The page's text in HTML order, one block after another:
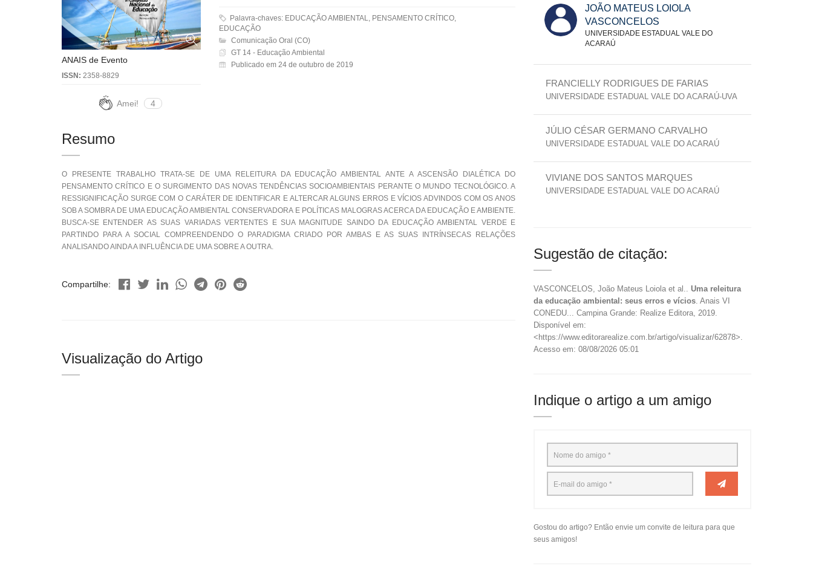
ANAIS de Evento
ISSN: 2358-8829
Amei! 4
Palavra-chaves: EDUCAÇÃO AMBIENTAL, PENSAMENTO CRÍTICO,
EDUCAÇÃO
Comunicação Oral (CO)
GT 14 - Educação Ambiental
Publicado em 24 de outubro de 2019
Resumo
O PRESENTE TRABALHO TRATA-SE DE UMA RELEITURA DA EDUCAÇÃO AMBIENTAL ANTE A ASCENSÃO DIALÉTICA DO
PENSAMENTO CRÍTICO E O SURGIMENTO DAS NOVAS TENDÊNCIAS SOCIOAMBIENTAIS PERANTE O MUNDO TECNOLÓGICO. A
RESSIGNIFICAÇÃO SURGE COM O CARÁTER DE IDENTIFICAR E ALTERCAR ALGUNS ERROS E VÍCIOS ADVINDOS COM OS ANOS
SOB A SOMBRA DE UMA EDUCAÇÃO AMBIENTAL CONSERVADORA E POLÍTICAS MALOGRAS ACERCA DA EDUCAÇÃO E AMBIENTE.
BUSCA-SE ENTENDER AS SUAS VARIADAS VERTENTES E SUA MAGNITUDE SAINDO DA EDUCAÇÃO AMBIENTAL VERDE E
PARTINDO PARA A SOCIAL COMPREENDENDO O PARADIGMA CRIADO POR AMBAS E AS SUAS INTRÍNSECAS RELAÇÕES
ANALISANDO AINDA A INFLUÊNCIA DE UMA SOBRE A OUTRA.
Compartilhe:
Visualização do Artigo
JOÃO MATEUS LOIOLA
VASCONCELOS
UNIVERSIDADE ESTADUAL VALE DO
ACARAÚ
FRANCIELLY RODRIGUES DE FARIAS
UNIVERSIDADE ESTADUAL VALE DO ACARAÚ-UVA
JÚLIO CÉSAR GERMANO CARVALHO
UNIVERSIDADE ESTADUAL VALE DO ACARAÚ
VIVIANE DOS SANTOS MARQUES
UNIVERSIDADE ESTADUAL VALE DO ACARAÚ
Sugestão de citação:
VASCONCELOS, João Mateus Loiola et al.. Uma releitura
da educação ambiental: seus erros e vícios. Anais VI
CONEDU... Campina Grande: Realize Editora, 2019.
Disponível em:
<https://www.editorarealize.com.br/artigo/visualizar/62878>.
Acesso em: 08/08/2026 05:01
Indique o artigo a um amigo
Gostou do artigo? Então envie um convite de leitura para que
seus amigos!